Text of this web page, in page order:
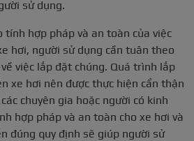
sử dụng.
tính hợp pháp và an toàn của việc
hơi, người sử dụng cần tuân theo
việc lắp đặt chúng. Quá trình lắp
xe hơi nên được thực hiện cẩn thận
chuyên gia hoặc người có kinh
hợp pháp và an toàn cho xe hơi và
đúng quy định sẽ giúp người sử